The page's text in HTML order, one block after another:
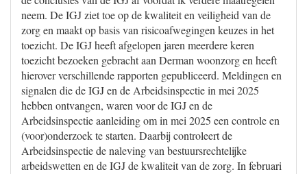
neem. De IGJ ziet toe op de kwaliteit en veiligheid van de
zorg en maakt op basis van risicoafwegingen keuzes in het
toezicht. De IGJ heeft afgelopen jaren meerdere keren
toezicht bezoeken gebracht aan Derman woonzorg en heeft
hierover verschillende rapporten gepubliceerd. Meldingen en
signalen die de IGJ en de Arbeidsinspectie in mei 2025
hebben ontvangen, waren voor de IGJ en de
Arbeidsinspectie aanleiding om in mei 2025 een controle en
(voor)onderzoek te starten. Daarbij controleert de
Arbeidsinspectie de naleving van bestuursrechtelijke
arbeidswetten en de IGJ de kwaliteit van de zorg. In februari